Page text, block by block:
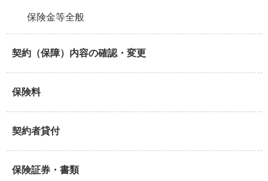
保険金等全般
契約（保障）内容の確認・変更
保険料
契約者貸付
保険証券・書類